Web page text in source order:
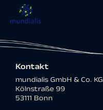
Kontakt
mundialis GmbH & Co. KG
Kölnstraße 99
53111 Bonn